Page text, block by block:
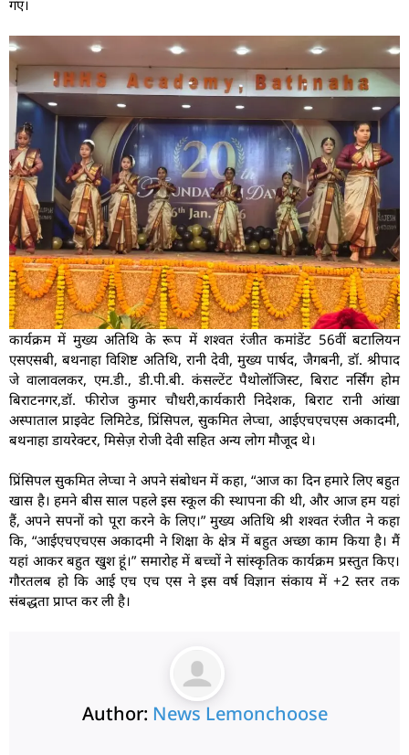
गए।
कार्यक्रम में मुख्य अतिथि के रूप में शश्वत रंजीत कमांडेंट 56वीं बटालियन
एसएसबी, बथनाहा विशिष्ट अतिथि, रानी देवी, मुख्य पार्षद, जैगबनी, डॉ. श्रीपाद
जे वालावलकर, एम.डी., डी.पी.बी. कंसल्टेंट पैथोलॉजिस्ट, बिराट नर्सिंग होम
बिराटनगर,डॉ. फीरोज कुमार चौधरी,कार्यकारी निदेशक, बिराट रानी आंखा
अस्पाताल प्राइवेट लिमिटेड, प्रिंसिपल, सुकमित लेप्चा, आईएचएचएस अकादमी,
बथनाहा डायरेक्टर, मिसेज़ रोजी देवी सहित अन्य लोग मौजूद थे।
प्रिंसिपल सुकमित लेप्चा ने अपने संबोधन में कहा, “आज का दिन हमारे लिए बहुत
खास है। हमने बीस साल पहले इस स्कूल की स्थापना की थी, और आज हम यहां
हैं, अपने सपनों को पूरा करने के लिए।” मुख्य अतिथि श्री शश्वत रंजीत ने कहा
कि, “आईएचएचएस अकादमी ने शिक्षा के क्षेत्र में बहुत अच्छा काम किया है। मैं
यहां आकर बहुत खुश हूं।” समारोह में बच्चों ने सांस्कृतिक कार्यक्रम प्रस्तुत किए।
गौरतलब हो कि आई एच एच एस ने इस वर्ष विज्ञान संकाय में +2 स्तर तक
संबद्धता प्राप्त कर ली है।
Author: News Lemonchoose